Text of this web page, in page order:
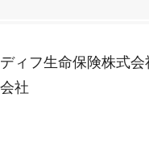
ィフ生命保険株式
社